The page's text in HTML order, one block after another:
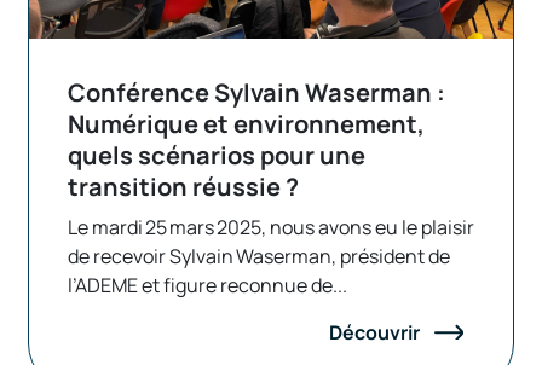
Conférence Sylvain Waserman :
Numérique et environnement,
quels scénarios pour une
transition réussie ?
Le mardi 25 mars 2025, nous avons eu le plaisir
de recevoir Sylvain Waserman, président de
l’ADEME et figure reconnue de...
Découvrir